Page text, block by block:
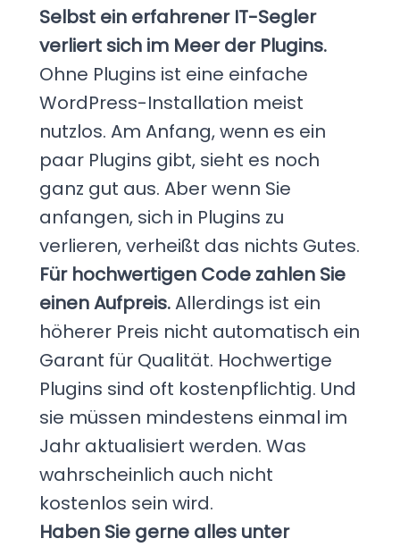
Selbst ein erfahrener IT-Segler
verliert sich im Meer der Plugins.
Ohne Plugins ist eine einfache
WordPress-Installation meist
nutzlos. Am Anfang, wenn es ein
paar Plugins gibt, sieht es noch
ganz gut aus. Aber wenn Sie
anfangen, sich in Plugins zu
verlieren, verheißt das nichts Gutes.
Für hochwertigen Code zahlen Sie
einen Aufpreis.Allerdings ist ein
höherer Preis nicht automatisch ein
Garant für Qualität. Hochwertige
Plugins sind oft kostenpflichtig. Und
sie müssen mindestens einmal im
Jahr aktualisiert werden. Was
wahrscheinlich auch nicht
kostenlos sein wird.
Haben Sie gerne alles unter